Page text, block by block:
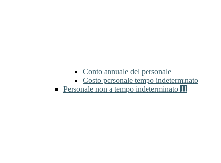
Conto annuale del personale
Costo personale tempo indeterminato
Personale non a tempo indeterminato 11